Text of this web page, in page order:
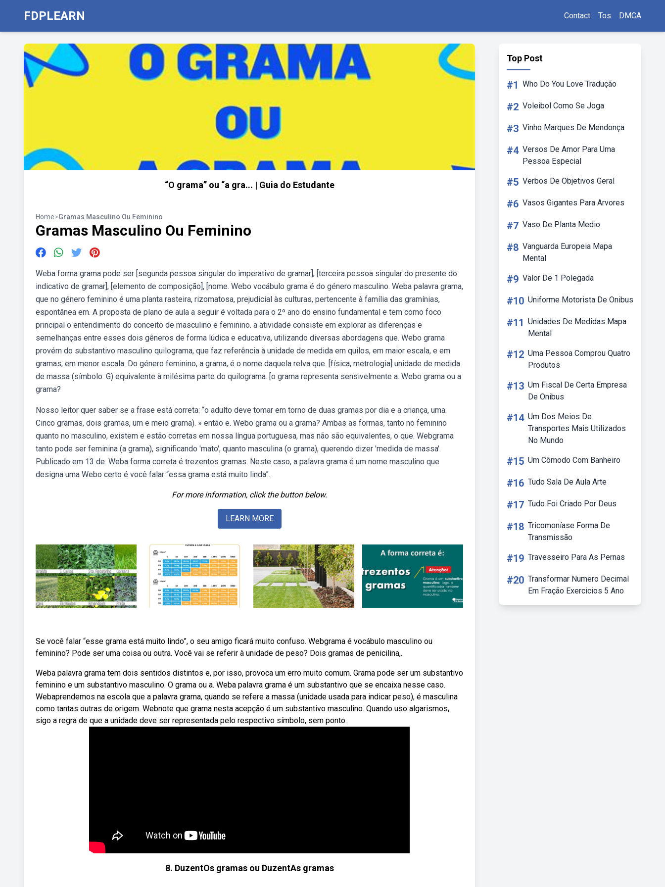
FDPLEARN Contact Tos DMCA
“O grama” ou “a gra... | Guia do Estudante
Home>Gramas Masculino Ou Feminino
Gramas Masculino Ou Feminino
Weba forma grama pode ser [segunda pessoa singular do imperativo de gramar], [terceira pessoa singular do presente do
indicativo de gramar], [elemento de composição], [nome. Webo vocábulo grama é do género masculino. Weba palavra grama,
que no género feminino é uma planta rasteira, rizomatosa, prejudicial às culturas, pertencente à família das gramínias,
espontânea em. A proposta de plano de aula a seguir é voltada para o 2º ano do ensino fundamental e tem como foco
principal o entendimento do conceito de masculino e feminino. a atividade consiste em explorar as diferenças e
semelhanças entre esses dois gêneros de forma lúdica e educativa, utilizando diversas abordagens que. Webo grama
provém do substantivo masculino quilograma, que faz referência à unidade de medida em quilos, em maior escala, e em
gramas, em menor escala. Do género feminino, a grama, é o nome daquela relva que. [física, metrologia] unidade de medida
de massa (símbolo: G) equivalente à milésima parte do quilograma. [o grama representa sensivelmente a. Webo grama ou a
grama?
Nosso leitor quer saber se a frase está correta: “o adulto deve tomar em torno de duas gramas por dia e a criança, uma.
Cinco gramas, dois gramas, um e meio grama). » então e. Webo grama ou a grama? Ambas as formas, tanto no feminino
quanto no masculino, existem e estão corretas em nossa língua portuguesa, mas não são equivalentes, o que. Webgrama
tanto pode ser feminina (a grama), significando 'mato', quanto masculina (o grama), querendo dizer 'medida de massa'.
Publicado em 13 de. Weba forma correta é trezentos gramas. Neste caso, a palavra grama é um nome masculino que
designa uma Webo certo é você falar “essa grama está muito linda”.
For more information, click the button below.
LEARN MORE
Se você falar “esse grama está muito lindo”, o seu amigo ficará muito confuso. Webgrama é vocábulo masculino ou
feminino? Pode ser uma coisa ou outra. Você vai se referir à unidade de peso? Dois gramas de penicilina,.
Weba palavra grama tem dois sentidos distintos e, por isso, provoca um erro muito comum. Grama pode ser um substantivo
feminino e um substantivo masculino. O grama ou a. Weba palavra grama é um substantivo que se encaixa nesse caso.
Webaprendemos na escola que a palavra grama, quando se refere a massa (unidade usada para indicar peso), é masculina
como tantas outras de origem. Webnote que grama nesta acepção é um substantivo masculino. Quando uso algarismos,
sigo a regra de que a unidade deve ser representada pelo respectivo símbolo, sem ponto.
8. DuzentOs gramas ou DuzentAs gramas
Top Post
#1 Who Do You Love Tradução
#2 Voleibol Como Se Joga
#3 Vinho Marques De Mendonça
#4 Versos De Amor Para Uma
Pessoa Especial
#5 Verbos De Objetivos Geral
#6 Vasos Gigantes Para Arvores
#7 Vaso De Planta Medio
#8 Vanguarda Europeia Mapa
Mental
#9 Valor De 1 Polegada
#10 Uniforme Motorista De Onibus
#11 Unidades De Medidas Mapa
Mental
#12 Uma Pessoa Comprou Quatro
Produtos
#13 Um Fiscal De Certa Empresa
De Onibus
#14 Um Dos Meios De
Transportes Mais Utilizados
No Mundo
#15 Um Cômodo Com Banheiro
#16 Tudo Sala De Aula Arte
#17 Tudo Foi Criado Por Deus
#18 Tricomoníase Forma De
Transmissão
#19 Travesseiro Para As Pernas
#20 Transformar Numero Decimal
Em Fração Exercicios 5 Ano